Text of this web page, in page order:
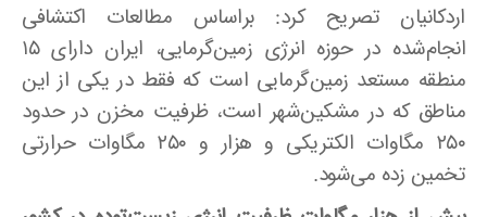
اردکانیان تصریح کرد: براساس مطالعات اکتشافی
انجام‌شده در حوزه انرژی زمین‌گرمایی، ایران دارای ۱۵
منطقه مستعد زمین‌گرمایی است که فقط در یکی از این
مناطق که در مشکین‌شهر است، ظرفیت مخزن در حدود
۲۵۰ مگاوات الکتریکی و هزار و ۲۵۰ مگاوات حرارتی
تخمین زده می‌شود.